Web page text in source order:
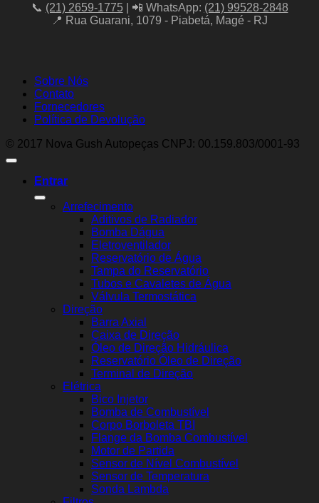
📞 (21) 2659-1775| 📲 WhatsApp: (21) 99528-2848
📍 Rua Guarani, 1079 - Piabetá, Magé - RJ
Sobre Nós
Contato
Fornecedores
Política de Devolução
© 2017 Nova Gush Autopeças CNPJ: 00.159.803/0001-93
Entrar
Arrefecimento
Aditivos de Radiador
Bomba Dágua
Eletroventilador
Reservatório de Água
Tampa do Reservatório
Tubos e Cavaletes de Água
Válvula Termostática
Direção
Barra Axial
Caixa de Direção
Óleo de Direção Hidráulica
Reservatório Óleo de Direção
Terminal de Direção
Elétrica
Bico Injetor
Bomba de Combustível
Corpo Borboleta TBI
Flange da Bomba Combustível
Motor de Partida
Sensor de Nível Combustível
Sensor de Temperatura
Sonda Lambda